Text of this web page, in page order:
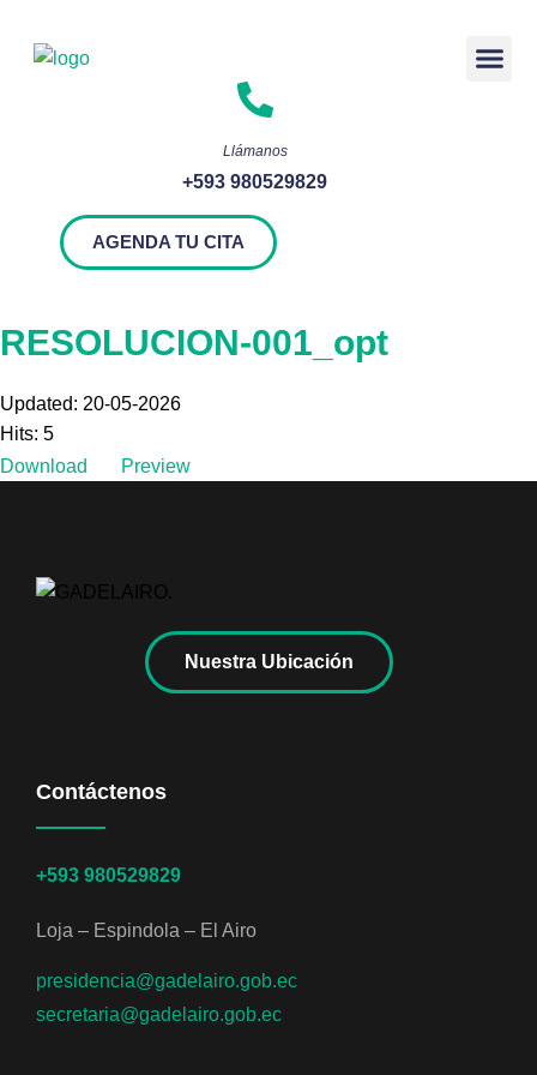
Llámanos
+593 980529829
AGENDA TU CITA
RESOLUCION-001_opt
Updated: 20-05-2026
Hits: 5
Download
Preview
Nuestra Ubicación
Contáctenos
+593 980529829
Loja – Espindola – El Airo
presidencia@gadelairo.gob.ec
secretaria@gadelairo.gob.ec